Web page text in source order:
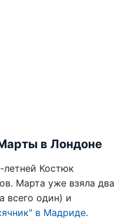
в Лондоне
Костюк
Марта уже взяла два
всего один) и
в Мадриде.